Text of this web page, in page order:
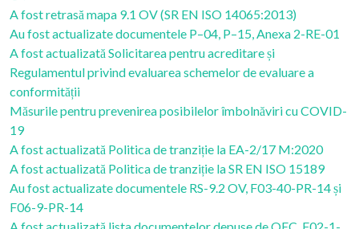
A fost retrasă mapa 9.1 OV (SR EN ISO 14065:2013)
Au fost actualizate documentele P–04, P–15, Anexa 2-RE-01
A fost actualizată Solicitarea pentru acreditare și
Regulamentul privind evaluarea schemelor de evaluare a
conformității
Măsurile pentru prevenirea posibilelor îmbolnăviri cu COVID-
19
A fost actualizată Politica de tranziție la EA-2/17 M:2020
A fost actualizată Politica de tranziție la SR EN ISO 15189
Au fost actualizate documentele RS-9.2 OV, F03-40-PR-14 și
F06-9-PR-14